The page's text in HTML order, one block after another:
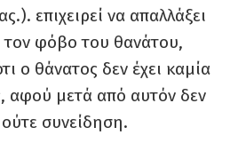
επιχειρεί να απαλλάξει
φόβο του θανάτου,
ο θάνατος δεν έχει καμία
αφού μετά από αυτόν δεν
συνείδηση.